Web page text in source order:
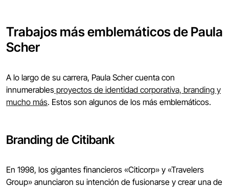
Trabajos más emblemáticos de Paula
Scher
A lo largo de su carrera, Paula Scher cuenta con
innumerables proyectos de identidad corporativa, branding y
mucho más. Estos son algunos de los más emblemáticos.
Branding de Citibank
En 1998, los gigantes financieros «Citicorp» y «Travelers
Group» anunciaron su intención de fusionarse y crear una de